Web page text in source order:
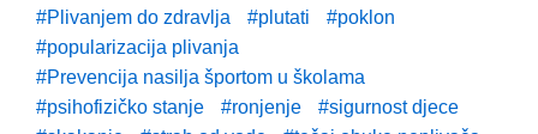
Plivanjem do zdravlja
plutati
poklon
popularizacija plivanja
Prevencija nasilja športom u školama
psihofizičko stanje
ronjenje
sigurnost djece